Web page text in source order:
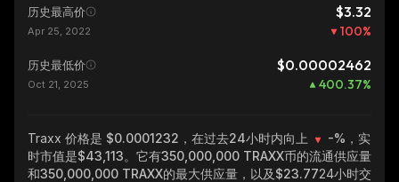
历史最高价 $3.32
Apr 25, 2022 100%
历史最低价 $0.00002462
Oct 21, 2025 400.37%
Traxx 价格是 $0.0001232，在过去24小时内向上 -% ，实
时市值是$43,113。它有350,000,000 TRAXX币的流通供应量
和350,000,000 TRAXX的最大供应量，以及$23.7724小时交